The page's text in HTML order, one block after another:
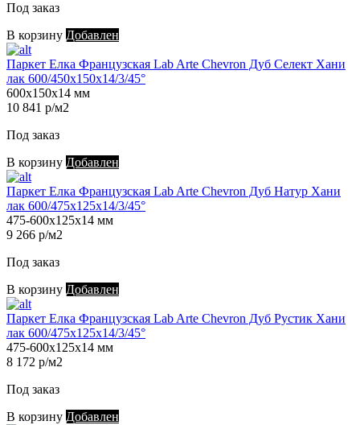
Под заказ
В корзину Добавлен
Паркет Елка Французская Lab Arte Chevron Дуб Селект Хани
лак 600/450х150х14/3/45°
600х150х14 мм
10 841 р/м2
Под заказ
В корзину Добавлен
Паркет Елка Французская Lab Arte Chevron Дуб Натур Хани
лак 600/475х125х14/3/45°
475-600х125х14 мм
9 266 р/м2
Под заказ
В корзину Добавлен
Паркет Елка Французская Lab Arte Chevron Дуб Рустик Хани
лак 600/475х125х14/3/45°
475-600х125х14 мм
8 172 р/м2
Под заказ
В корзину Добавлен